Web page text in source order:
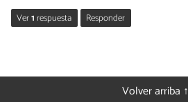
Ver1respuesta Responder
Volver arriba ↑